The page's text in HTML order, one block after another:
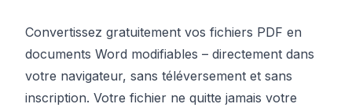
Convertissez gratuitement vos fichiers PDF en
documents Word modifiables – directement dans
votre navigateur, sans téléversement et sans
inscription. Votre fichier ne quitte jamais votre